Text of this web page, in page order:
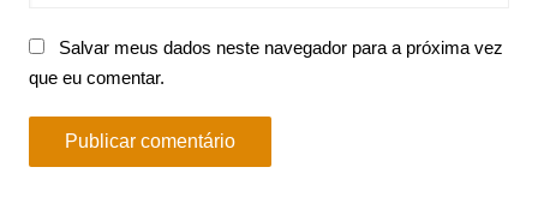
Salvar meus dados neste navegador para a próxima vez
que eu comentar.